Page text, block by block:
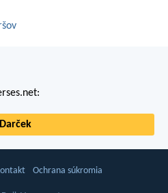
Darček
Ochrana súkromia